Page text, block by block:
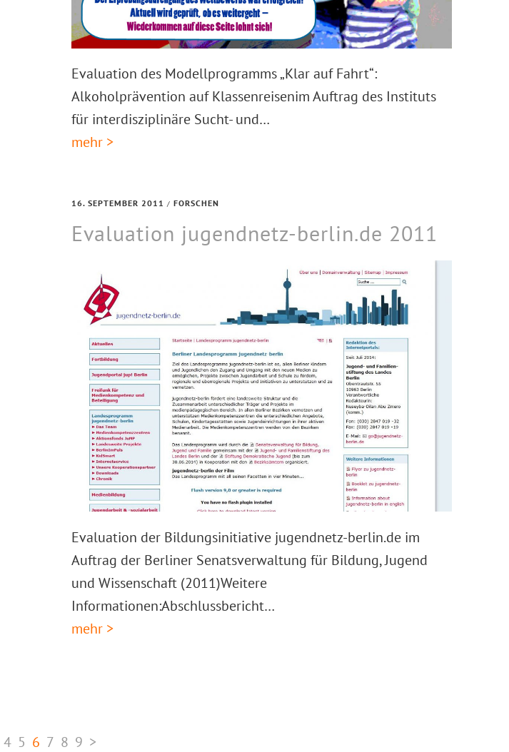
Evaluation des Modellprogramms „Klar auf Fahrt“:
Alkoholprävention auf Klassenreisenim Auftrag des Instituts
für interdisziplinäre Sucht- und…
mehr >
16. SEPTEMBER 2011 / FORSCHEN
Evaluation jugendnetz-berlin.de 2011
Evaluation der Bildungsinitiative jugendnetz-berlin.de im
Auftrag der Berliner Senatsverwaltung für Bildung, Jugend
und Wissenschaft (2011)Weitere
Informationen:Abschlussbericht…
mehr >
Go
4 Go
5 Go
6 Go
7 Go
8 Go
9 >